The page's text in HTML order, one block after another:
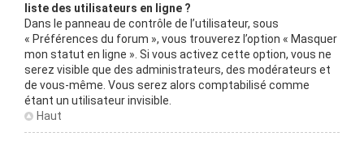
liste des utilisateurs en ligne ?
Dans le panneau de contrôle de l’utilisateur, sous
« Préférences du forum », vous trouverez l’option « Masquer
mon statut en ligne ». Si vous activez cette option, vous ne
serez visible que des administrateurs, des modérateurs et
de vous-même. Vous serez alors comptabilisé comme
étant un utilisateur invisible.
Haut